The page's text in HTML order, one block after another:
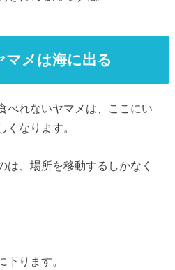
メは海に出る
べれないヤマメは、ここにい
くなります。
は、場所を移動するしかなく
下ります。